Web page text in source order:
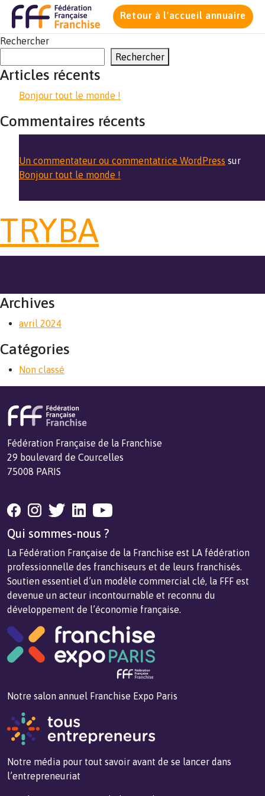
Retour à l'accueil annuaire
Rechercher
Rechercher
Articles récents
Bonjour tout le monde !
Commentaires récents
Un commentateur ou commentatrice WordPress sur
Bonjour tout le monde !
TRYBA
Archives
avril 2024
Catégories
Non classé
Fédération Française de la Franchise
29 boulevard de Courcelles
75008 PARIS
Qui sommes-nous ?
La Fédération Française de la Franchise est LA fédération
professionnelle des franchiseurs et de leurs franchisés.
Soutien essentiel d’un modèle commercial clé, la FFF est
devenue un acteur incontournable et reconnu du
développement de l’économie française.
Notre salon annuel Franchise Expo Paris
Notre média pour tout savoir avant de se lancer dans
l’entrepreneuriat